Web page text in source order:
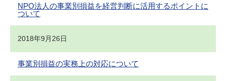
NPO法人の事業別損益を経営判断に活用するポイントに
ついて
2018年9月26日
事業別損益の実務上の対応について